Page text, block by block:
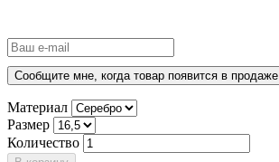
Сообщите мне, когда товар появится в продаже
Материал
Размер
Количество